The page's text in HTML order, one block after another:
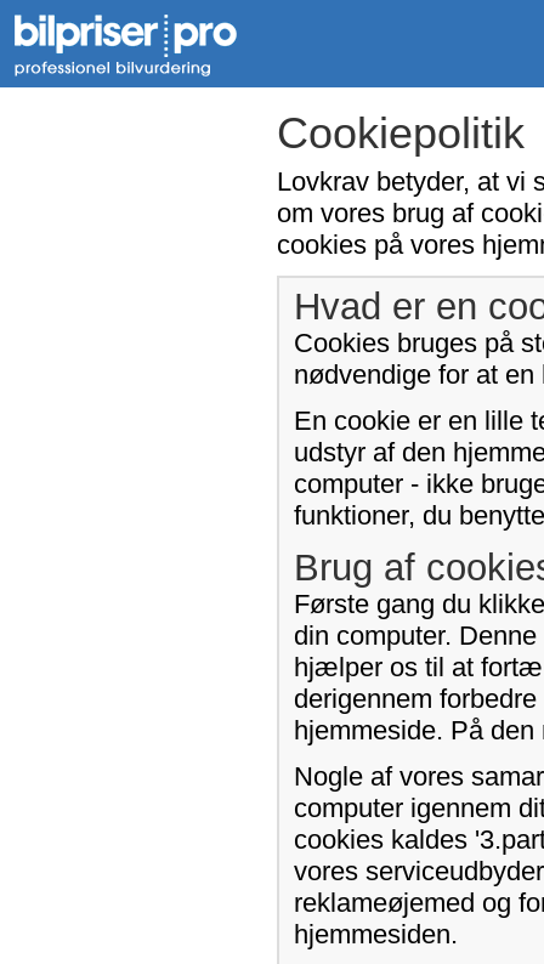
Cookiepolitik
Lovkrav betyder, at vi
om vores brug af
cookies på vores
Hvad er en
Cookies bruges på
nødvendige for at
En cookie er en lille
udstyr af den
computer - ikke
funktioner, du
Brug af
Første gang du
din computer.
hjælper os til at
derigennem
hjemmeside. På
Nogle af vores
computer igennem
cookies kaldes
vores
reklameøjemed og
hjemmesiden.